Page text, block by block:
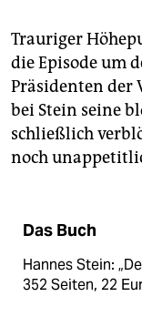
Trauriger
die Episode um
Präsidenten der
bei Stein seine
schließlich
noch
Das Buch
Hannes Stein:
352 Seiten, 22